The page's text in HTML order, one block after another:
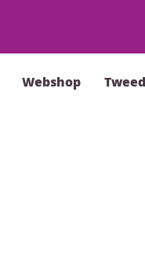
Webshop